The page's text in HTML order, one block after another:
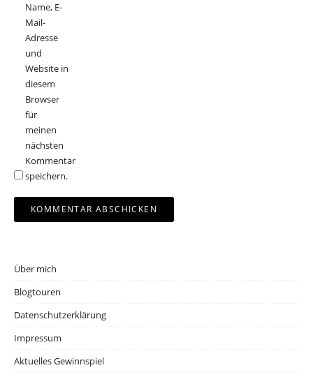
Name, E-
Mail-
Adresse
und
Website in
diesem
Browser
für
meinen
nächsten
Kommentar
speichern.
Über mich
Blogtouren
Datenschutzerklärung
Impressum
Aktuelles Gewinnspiel